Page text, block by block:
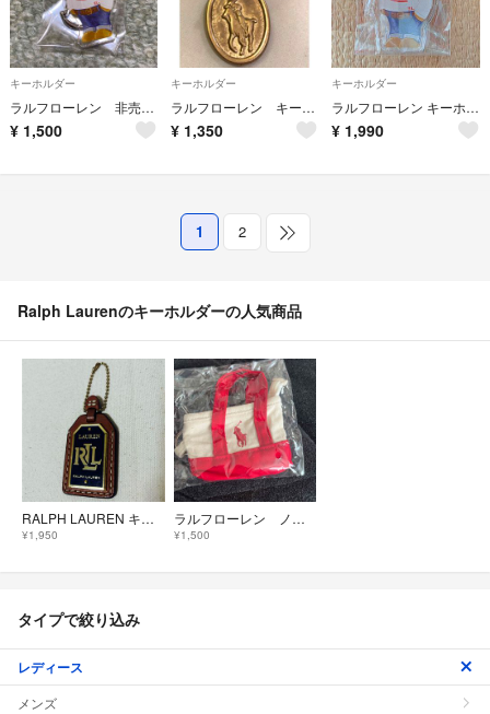
キーホルダー
ラルフローレン 非売品 キーホルダー
¥ 1,500
キーホルダー
ラルフローレン キーホルダー
¥ 1,350
キーホルダー
ラルフローレン キーホルダー
¥ 1,990
1 2
Ralph Laurenのキーホルダーの人気商品
RALPH LAUREN キーホルダー
¥1,950
ラルフローレン ノベルティ キーホルダー
¥1,500
タイプで絞り込み
レディース
メンズ